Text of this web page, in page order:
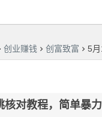
创业赚钱 创富致富 5月10日
对教程，简单暴力